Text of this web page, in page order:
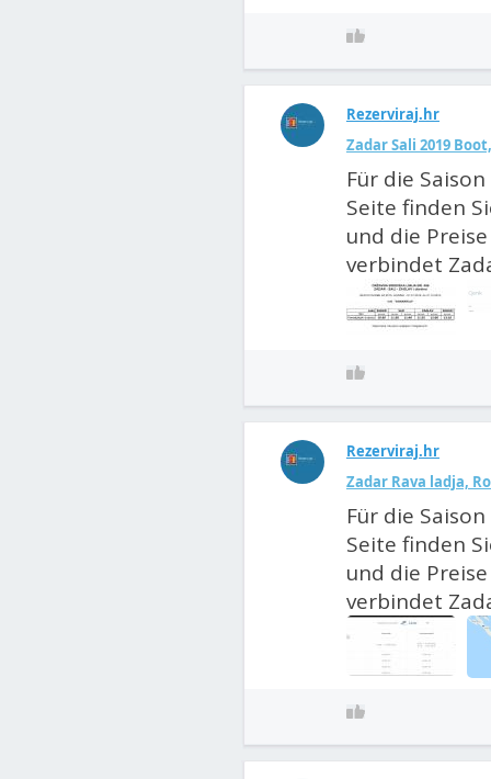
Rezerviraj.hr
Zadar Sali 2019
Für die
Seite finden
und die
verbindet
Rezerviraj.hr
Zadar Rava ladja,
Für die
Seite finden
und die
verbindet